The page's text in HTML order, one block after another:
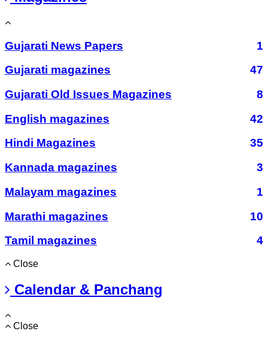
Gujarati News Papers
1
Gujarati magazines
47
Gujarati Old Issues Magazines
8
English magazines
42
Hindi Magazines
35
Kannada magazines
3
Malayam magazines
1
Marathi magazines
10
Tamil magazines
4
Close
Calendar & Panchang
Close